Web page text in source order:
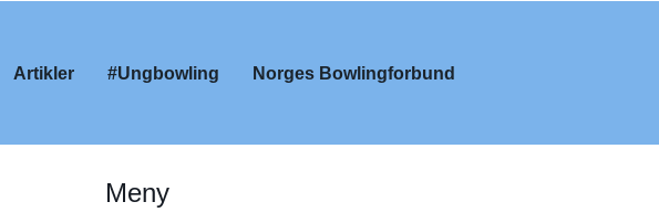
Artikler #Ungbowling Norges Bowlingforbund
Meny